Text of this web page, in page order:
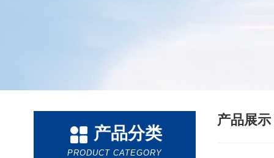
产品分类
PRODUCT CATEGORY
产品展示